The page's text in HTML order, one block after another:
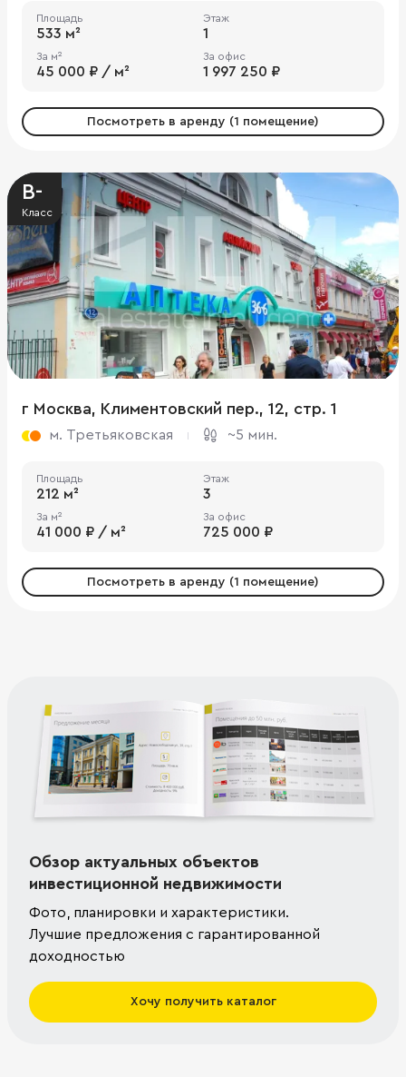
Площадь
533 м²
Этаж
1
За м²
45 000 ₽ / м²
За офис
1 997 250 ₽
Посмотреть в аренду (1 помещение)
B-
Класс
г Москва, Климентовский пер., 12, стр. 1
м. Третьяковская ~5 мин.
Площадь
212 м²
Этаж
3
За м²
41 000 ₽ / м²
За офис
725 000 ₽
Посмотреть в аренду (1 помещение)
Обзор актуальных объектов
инвестиционной недвижимости
Фото, планировки и характеристики.
Лучшие предложения с гарантированной
доходностью
Хочу получить каталог